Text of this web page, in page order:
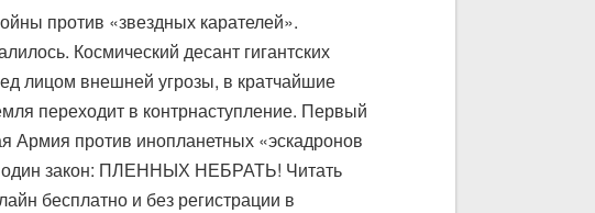
против «звездных карателей».
Космический десант гигантских
лицом внешней угрозы, в кратчайшие
переходит в контрнаступление. Первый
против инопланетных «эскадронов
один закон: ПЛЕННЫХ НЕБРАТЬ! Читать
бесплатно и без регистрации в